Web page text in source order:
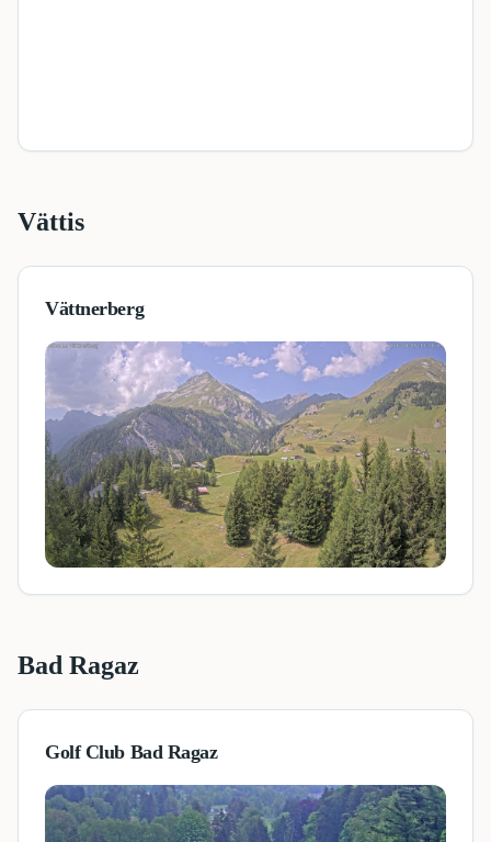
Vättis
Vättnerberg
Bad Ragaz
Golf Club Bad Ragaz